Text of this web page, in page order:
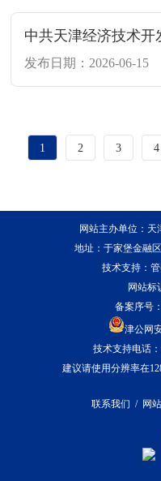
发布日期：2026-06-15
1 2 3 4
网站主办单位：
地址：于家堡金融
技术支持：
网站标
备案序号
津公网
技术支持电话：
建议请使用分辨率在
联系我们 / 网